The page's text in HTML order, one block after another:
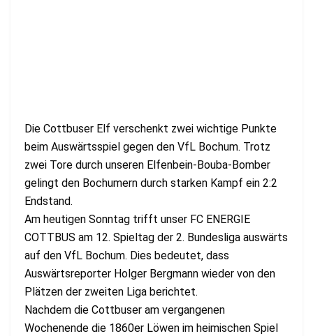
Die Cottbuser Elf verschenkt zwei wichtige Punkte
beim Auswärtsspiel gegen den VfL Bochum. Trotz
zwei Tore durch unseren Elfenbein-Bouba-Bomber
gelingt den Bochumern durch starken Kampf ein 2:2
Endstand.
Am heutigen Sonntag trifft unser FC ENERGIE
COTTBUS am 12. Spieltag der 2. Bundesliga auswärts
auf den VfL Bochum. Dies bedeutet, dass
Auswärtsreporter Holger Bergmann wieder von den
Plätzen der zweiten Liga berichtet.
Nachdem die Cottbuser am vergangenen
Wochenende die 1860er Löwen im heimischen Spiel